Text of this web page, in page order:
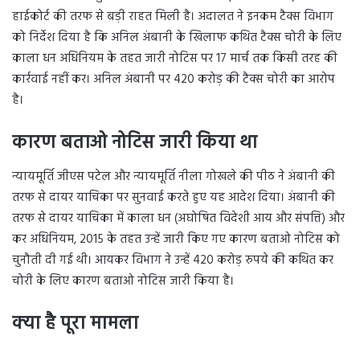
हाईकोर्ट की तरफ से बड़ी राहत मिली है। अदालत ने इनकम टैक्‍स विभाग
को निर्देश दिया है कि अनिल अंबानी के खिलाफ कथित टैक्‍स चोरी के लिए
काला धन अधिनियम के तहत जारी नोटिस पर 17 मार्च तक किसी तरह की
कार्रवाई नहीं कर। अनिल अंबानी पर 420 करोड़ की टैक्‍स चोरी का आरोप
है।
कारण बताओ नोटिस जारी किया था
न्यायमूर्ति जीएस पटेल और न्यायमूर्ति नीला गोखले की पीठ ने अंबानी की
तरफ से दायर याचिका पर सुनवाई करते हुए यह आदेश दिया। अंबानी की
तरफ से दायर याचिका में काला धन (अघोषित विदेशी आय और संपत्ति) और
कर अधिनियम, 2015 के तहत उन्हें जारी किए गए कारण बताओ नोटिस को
चुनौती दी गई थी। आयकर विभाग ने उन्हें 420 करोड़ रुपये की कथित कर
चोरी के लिए कारण बताओ नोटिस जारी किया है।
क्‍या है पूरा मामला